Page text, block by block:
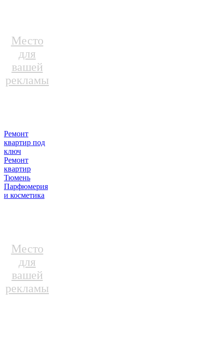
Место
для
вашей
рекламы
Ремонт
квартир под
ключ
Ремонт
квартир
Тюмень
Парфюмерия
и косметика
Место
для
вашей
рекламы